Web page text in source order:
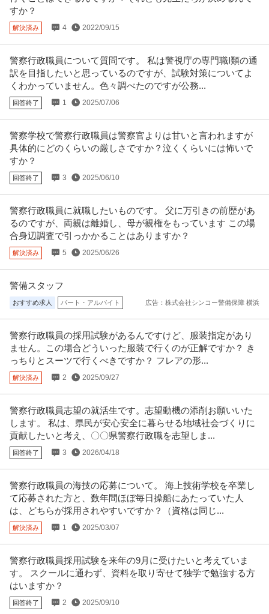
すか？
解決済み 4 2022/09/15
警察行政職員について質問です。 私は警視庁の専門職I類の通
訳を目指したいと思っているのですが、試験対策についてよ
くわかっていません。色々調べたのですが公務...
回答終了 1 2025/07/06
警察学校で警察行政職員は警察官よりは甘いと言われますが
具体的にどのくらいの厳しさですか？泣くくらいには怖いで
すか？
回答終了 3 2025/06/10
警察行政職員に就職したいものです。 父に万引きの前歴があ
るのですが、両親は離婚し、母が親権をもっています この場
合身辺調査で引っかかることはありますか？
解決済み 5 2025/06/26
警備スタッフ
おすすめ求人 パート・アルバイト 広告：株式会社シンコー警備保障 横浜
警察行政職員の採用試験があるんですけど、服装指定があり
ません。この場合どういった服装で行くのが正解ですか？ き
っちりとスーツで行くべきですか？ フレアの形...
解決済み 2 2025/09/27
警察行政職員志望の就活生です。志望動機の添削お願いいた
します。 私は、県民が安心安全に暮らせる地域社会づくりに
貢献したいと考え、〇〇県警察行政職を志望しま...
回答終了 3 2026/04/18
警察行政職員の海技の応募について。 海上技術学校を卒業し
て応募された方と、数年間ほぼ毎日操船にあたっていた人
は、どちらが採用されやすいですか？（資格は同じ...
解決済み 1 2025/03/07
警察行政職員採用試験を来年の9月に受けたいと考えていま
す。 スクールに通わず、資料を取り寄せて独学で勉強する方
はいますか？
回答終了 2 2025/09/10